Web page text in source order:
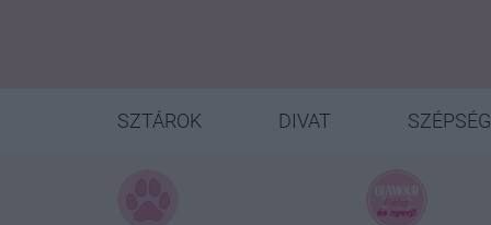
SZTÁROK DIVAT SZÉPSÉG